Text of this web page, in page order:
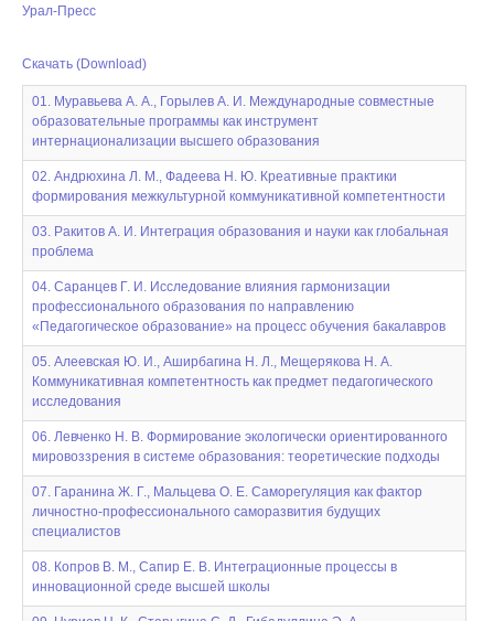
Урал-Пресс
Скачать (Download)
01. Муравьева А. А., Горылев А. И. Международные совместные
образовательные программы как инструмент
интернационализации высшего образования
02. Андрюхина Л. М., Фадеева Н. Ю. Креативные практики
формирования межкультурной коммуникативной компетентности
03. Ракитов А. И. Интеграция образования и науки как глобальная
проблема
04. Саранцев Г. И. Исследование влияния гармонизации
профессионального образования по направлению
«Педагогическое образование» на процесс обучения бакалавров
05. Алеевская Ю. И., Аширбагина Н. Л., Мещерякова Н. А.
Коммуникативная компетентность как предмет педагогического
исследования
06. Левченко Н. В. Формирование экологически ориентированного
мировоззрения в системе образования: теоретические подходы
07. Гаранина Ж. Г., Мальцева О. Е. Саморегуляция как фактор
личностно-профессионального саморазвития будущих
специалистов
08. Копров В. М., Сапир Е. В. Интеграционные процессы в
инновационной среде высшей школы